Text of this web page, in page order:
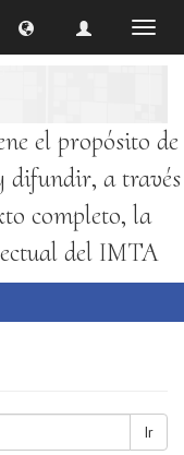
el propósito de
difundir, a través
completo, la
del IMTA
Ir